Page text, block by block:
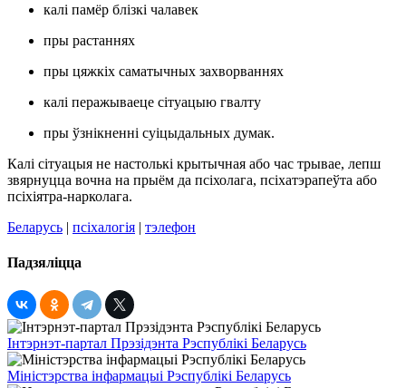
калі памёр блізкі чалавек
пры растаннях
пры цяжкіх саматычных захворваннях
калі перажываеце сітуацыю гвалту
пры ўзнікненні суіцыдальных думак.
Калі сітуацыя не настолькі крытычная або час трывае, лепш
звярнуцца вочна на прыём да псіхолага, псіхатэрапеўта або
псіхіятра-нарколага.
Беларусь | псіхалогія | тэлефон
Падзяліцца
Інтэрнэт-партал Прэзідэнта Рэспублікі Беларусь
Міністэрства інфармацыі Рэспублікі Беларусь